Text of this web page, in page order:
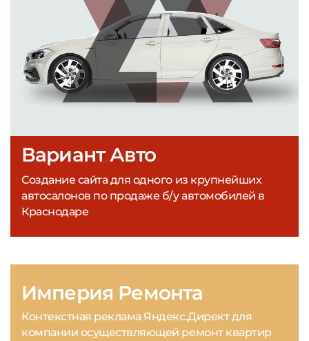
Империя Ремонта
Контекстная реклама Яндекс.Директ для
компании осуществляющей ремонт квартир
Вариант Авто
Создание сайта для одного из крупнейших
автосалонов по продаже б/у автомобилей в
Краснодаре